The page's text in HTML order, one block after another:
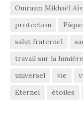
Omraam Mikhaël
protection
salut fraternel
travail sur la lumière
universel
vie
Éternel
étoiles